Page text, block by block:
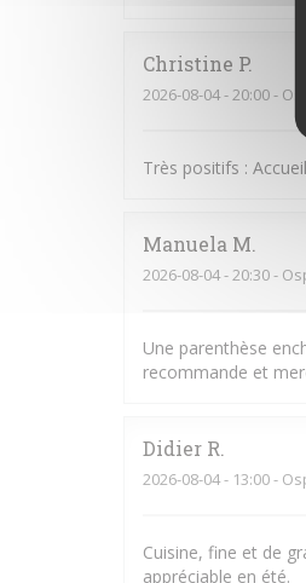
Christine P
2026-08-04- 20:00 -
Très positifs :
Manuela M
2026-08-04- 20:30 -
Une parenthèse
recommande et
Didier R
2026-08-04- 13:00 -
Cuisine, fine et de
appréciable en été.